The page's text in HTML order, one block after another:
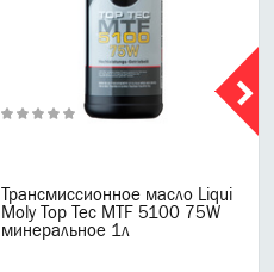
Трансмиссионное масло Liqui
Moly Top Tec MTF 5100 75W
минеральное 1л